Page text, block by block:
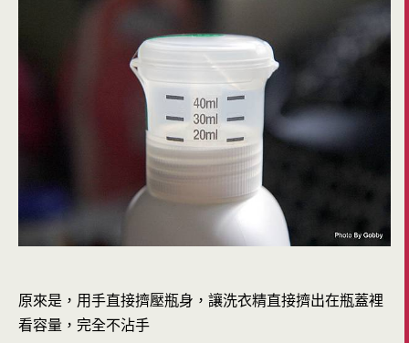
原來是，用手直接擠壓瓶身，讓洗衣精直接擠出在瓶蓋裡
看容量，完全不沾手